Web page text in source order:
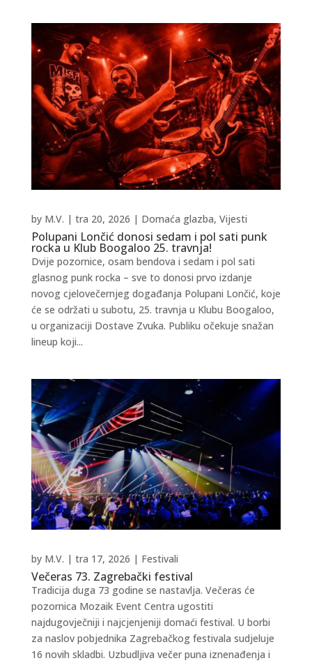
Polupani Lončić donosi sedam i pol sati punk
rocka u Klub Boogaloo 25. travnja!
by M.V. | tra 20, 2026 | Domaća glazba, Vijesti
Dvije pozornice, osam bendova i sedam i pol sati
glasnog punk rocka – sve to donosi prvo izdanje
novog cjelovečernjeg događanja Polupani Lončić, koje
će se održati u subotu, 25. travnja u Klubu Boogaloo,
u organizaciji Dostave Zvuka. Publiku očekuje snažan
lineup koji...
Večeras 73. Zagrebački festival
by M.V. | tra 17, 2026 | Festivali
Tradicija duga 73 godine se nastavlja. Večeras će
pozornica Mozaik Event Centra ugostiti
najdugovječniji i najcjenjeniji domaći festival. U borbi
za naslov pobjednika Zagrebačkog festivala sudjeluje
16 novih skladbi. Uzbudljiva večer puna iznenađenja i